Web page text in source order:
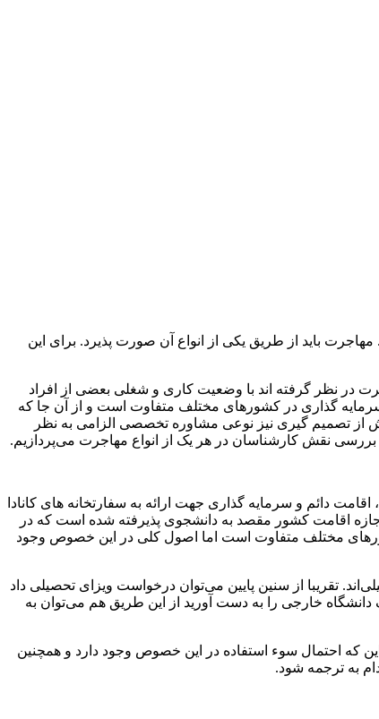
باید از طریق یکی از انواع آن صورت پذیرد. برای این
در نظر گرفته اند با وضعیت کاری و شغلی بعضی از افراد
گذاری در کشور‌های مختلف متفاوت است و از آن جا که
از تصمیم گیری نیز نوعی مشاوره تخصصی الزامی به نظر
نقش کارشناسان در هر یک از انواع مهاجرت می‌پردازیم.
اقامت کشور مقصد به دانشجوی پذیرفته شده است که در
مختلف متفاوت است اما اصول کلی در این خصوص وجود
تقریبا از سنین پایین می‌توان درخواست ویزای تحصیلی داد
دانشگاه خارجی را به دست آورید از این طریق هم می‌توان به
که احتمال سوء استفاده در این خصوص وجود دارد و همچنین
به ترجمه شود.